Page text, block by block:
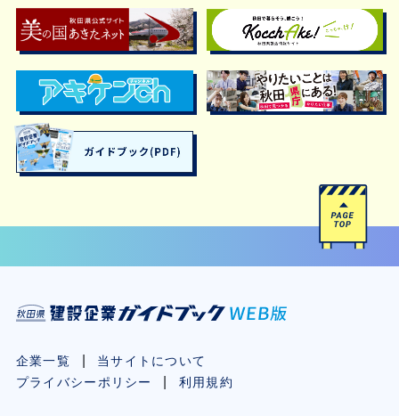
企業一覧
当サイトについて
プライバシーポリシー
利用規約